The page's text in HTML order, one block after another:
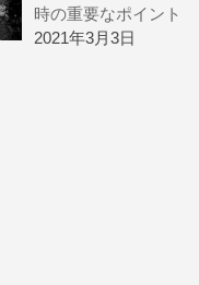
時の重要なポイント
2021年3月3日